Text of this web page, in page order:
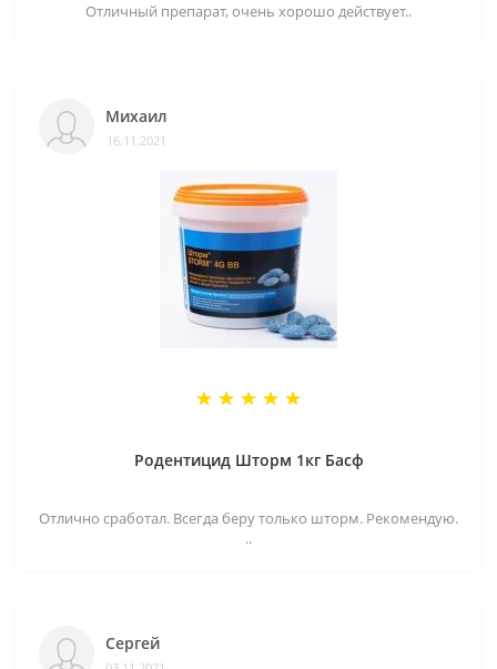
Отличный препарат, очень хорошо действует..
Михаил
16.11.2021
Родентицид Шторм 1кг Басф
Отлично сработал. Всегда беру только шторм. Рекомендую.
..
Сергей